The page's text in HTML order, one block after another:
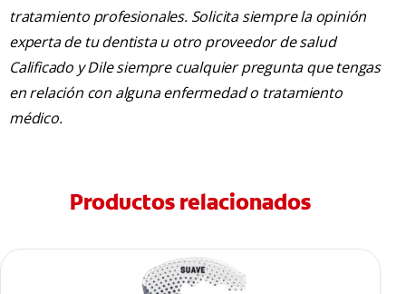
tratamiento profesionales. Solicita siempre la opinión
experta de tu dentista u otro proveedor de salud
Calificado y Dile siempre cualquier pregunta que tengas
en relación con alguna enfermedad o tratamiento
médico.
Productos relacionados